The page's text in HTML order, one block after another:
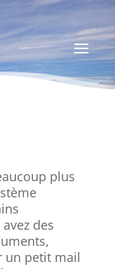
plus
des
un petit mail